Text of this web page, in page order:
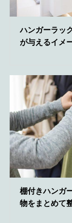
ハンガーラッ
が与えるイメ
棚付きハンガ
物をまとめて